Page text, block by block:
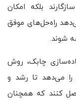
بلکه امکان
راه‌حل‌های موفق
شوند.
چابک، روش
می‌دهد تا رشد و
کنند که همچنان